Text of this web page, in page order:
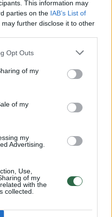
This information may
parties on the IAB’s List of
may further disclose it to other
Opt Outs
of my
of my
my
Advertising.
Use,
of my
with the
collected.
00:00:57
bandymu įsitvirtinti
00:00:59
Vakarinis aplinkkelis: